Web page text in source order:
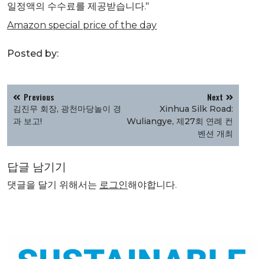
일정액의 수수료를 제공받습니다."
Amazon special price of the day
Posted by:
글
탐
색
Previous
김진무 회장, 광천마당놀이 경
과 보고!
Next
Xinhua Silk Road:
Wuliangye, 제27회 연례 컨
벤션 개최
답글 남기기
댓글을 달기 위해서는 로그인해야합니다.